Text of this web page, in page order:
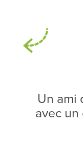
Un ami
avec